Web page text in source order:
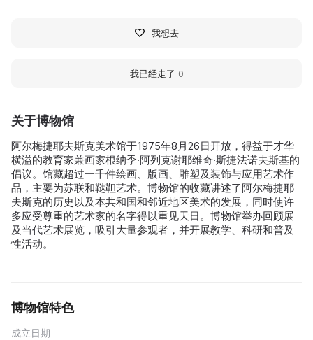
关于博物馆
阿尔梅捷耶夫斯克美术馆于1975年8月26日开放，得益于才华
横溢的教育家兼画家根纳季·阿列克谢耶维奇·斯捷法诺夫斯基的
倡议。馆藏超过一千件绘画、版画、雕塑及装饰与应用艺术作
品，主要为苏联和鞑靼艺术。博物馆的收藏讲述了阿尔梅捷耶
夫斯克的历史以及本共和国和邻近地区美术的发展，同时使许
多应受尊重的艺术家的名字得以重见天日。博物馆举办回顾展
及当代艺术展览，吸引大量参观者，并开展教学、科研和普及
性活动。
博物馆特色
成立日期
我想去
我已经走了 0